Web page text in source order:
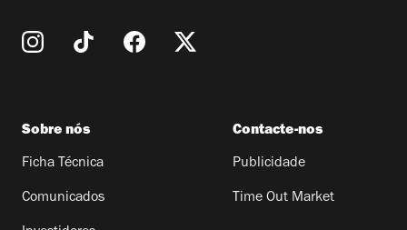
Sobre nós
Ficha Técnica
Comunicados
Contacte-nos
Publicidade
Time Out Market